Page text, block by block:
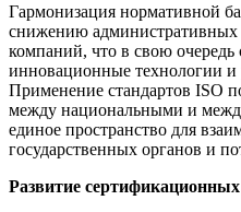
Гармонизация нормативной
снижению административных
компаний, что в свою
инновационные технологии и
Применение стандартов ISO
между национальными и
единое пространство для
государственных органов и
Развитие